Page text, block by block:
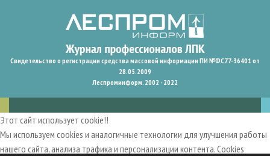
Свидетельство о регистрации средства массовой информации ПИ №ФС77-36401 от
28.05.2009
Леспроминформ. 2002 - 2022
Этот сайт использует cookie!!
Мы используем cookies и аналогичные технологии для улучшения работы
нашего сайта, анализа трафика и персонализации контента. Cookies